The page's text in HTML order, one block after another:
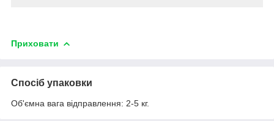
Приховати
Спосіб упаковки
Об'ємна вага відправлення: 2-5 кг.